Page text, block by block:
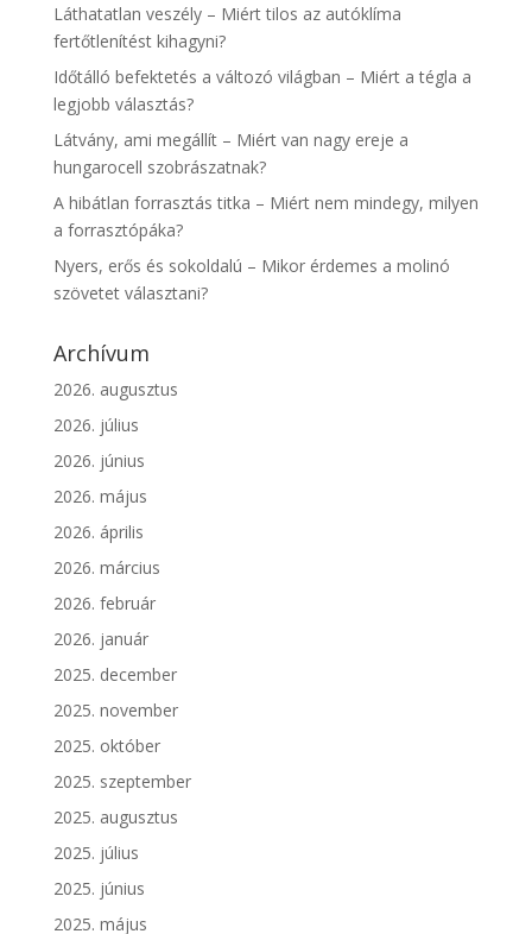
Láthatatlan veszély – Miért tilos az autóklíma
fertőtlenítést kihagyni?
Időtálló befektetés a változó világban – Miért a tégla a
legjobb választás?
Látvány, ami megállít – Miért van nagy ereje a
hungarocell szobrászatnak?
A hibátlan forrasztás titka – Miért nem mindegy, milyen
a forrasztópáka?
Nyers, erős és sokoldalú – Mikor érdemes a molinó
szövetet választani?
Archívum
2026. augusztus
2026. július
2026. június
2026. május
2026. április
2026. március
2026. február
2026. január
2025. december
2025. november
2025. október
2025. szeptember
2025. augusztus
2025. július
2025. június
2025. május